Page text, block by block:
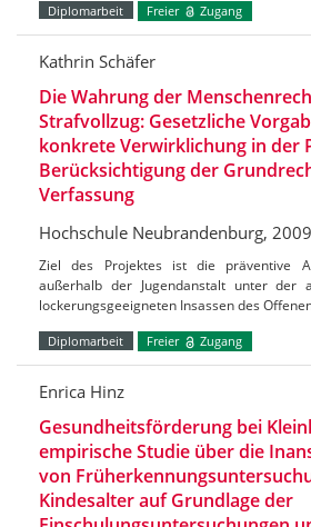
Diplomarbeit Freier Zugang
Kathrin Schäfer
Die Wahrung der
Strafvollzug: Gesetzliche
konkrete Verwirklichung in der
Berücksichtigung der
Verfassung
Hochschule Neubrandenburg, 2009
Ziel des Projektes ist die präventive
außerhalb der Jugendanstalt unter der
lockerungsgeeigneten Insassen des
Diplomarbeit Freier Zugang
Enrica Hinz
Gesundheitsförderung bei
empirische Studie über die
von
Kindesalter auf Grundlage der